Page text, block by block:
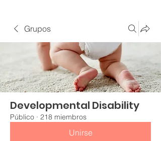
Grupos
Developmental Disability
Público · 218 miembros
Unirse